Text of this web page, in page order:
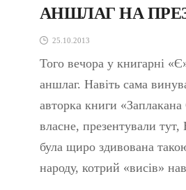
АНШЛАГ НА
25.10.2013
Того вечора у книгарні
аншлаг. Навіть сама
авторка книги
власне, презентували
була щиро здивована
народу, котрий «висів»